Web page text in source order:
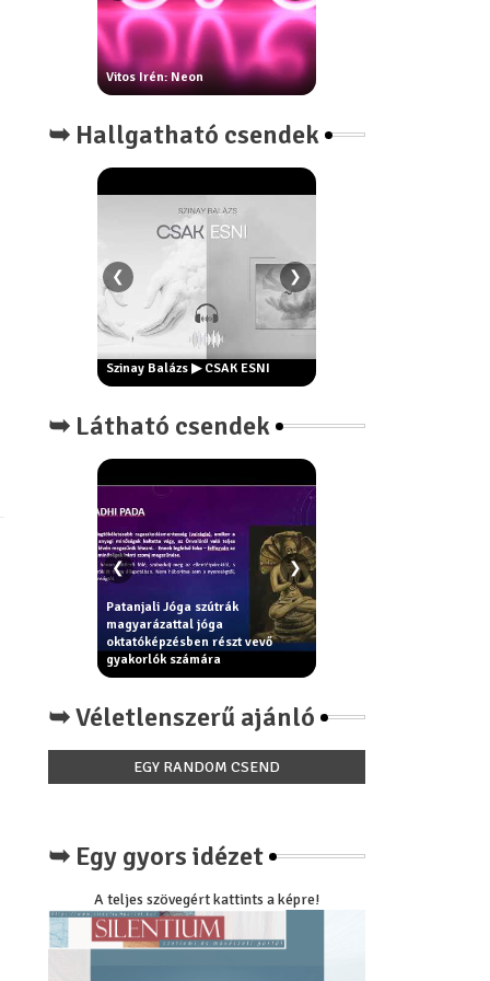
Vitos Irén: Neon
➥ Hallgatható csendek
Szinay Balázs ▶ CSAK ESNI
❮ ❯
➥ Látható csendek
az
Patanjali Jóga szútrák
magyarázattal jóga
oktatóképzésben részt vevő
gyakorlók számára
❮ ❯
➥ Véletlenszerű ajánló
EGY RANDOM CSEND
➥ Egy gyors idézet
A teljes szövegért kattints a képre!